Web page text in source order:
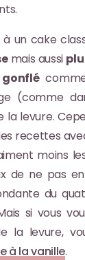
un cake
mais aussi
(comme
la levure.
recettes
moins
de ne pas
du
si vous
la levure,
à la vanille.